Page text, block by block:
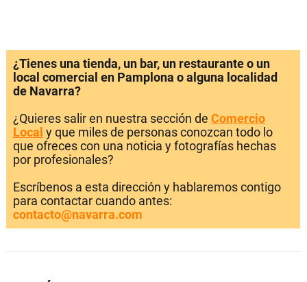
¿Tienes una tienda, un bar, un restaurante o un
local comercial en Pamplona o alguna localidad
de Navarra?
¿Quieres salir en nuestra sección de Comercio
Local y que miles de personas conozcan todo lo
que ofreces con una noticia y fotografías hechas
por profesionales?
Escríbenos a esta dirección y hablaremos contigo
para contactar cuando antes:
contacto@navarra.com